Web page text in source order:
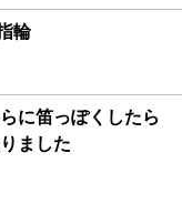
輪
に笛っぽくしたら
ました